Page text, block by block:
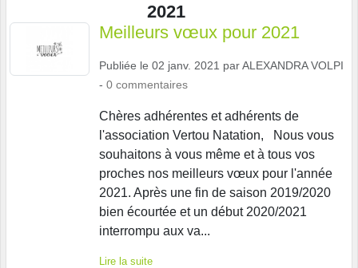
2021
Meilleurs vœux pour 2021
Publiée le 02 janv. 2021 parALEXANDRA VOLPI
- 0 commentaires
Chères adhérentes et adhérents de
l'association Vertou Natation, Nous vous
souhaitons à vous même et à tous vos
proches nos meilleurs vœux pour l'année
2021. Après une fin de saison 2019/2020
bien écourtée et un début 2020/2021
interrompu aux va...
Lire la suite